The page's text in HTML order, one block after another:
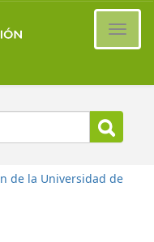
de la Universidad de